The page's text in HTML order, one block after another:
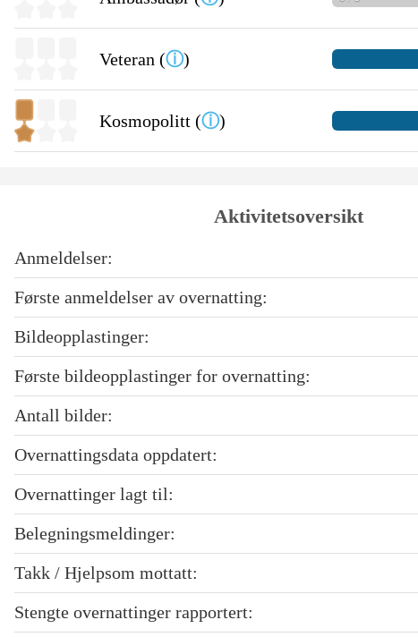
Veteran (ⓘ)
Kosmopolitt (ⓘ)
Aktivitetsoversikt
Anmeldelser:
Første anmeldelser av overnatting:
Bildeopplastinger:
Første bildeopplastinger for overnatting:
Antall bilder:
Overnattingsdata oppdatert:
Overnattinger lagt til:
Belegningsmeldinger:
Takk / Hjelpsom mottatt:
Stengte overnattinger rapportert: